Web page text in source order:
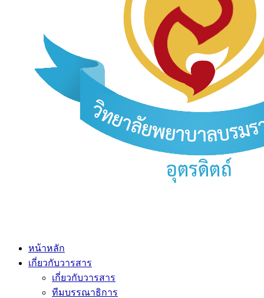
หน้าหลัก
เกี่ยวกับวารสาร
เกี่ยวกับวารสาร
ทีมบรรณาธิการ